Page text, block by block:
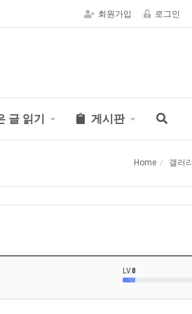
회원가입 로그인
글 읽기 게시판
Home 갤러리
LV.8